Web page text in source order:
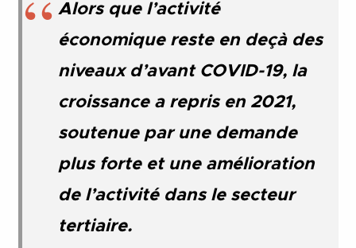
Alors que l’activité
économique reste en deçà des
niveaux d’avant COVID-19, la
croissance a repris en 2021,
soutenue par une demande
plus forte et une amélioration
de l’activité dans le secteur
tertiaire.